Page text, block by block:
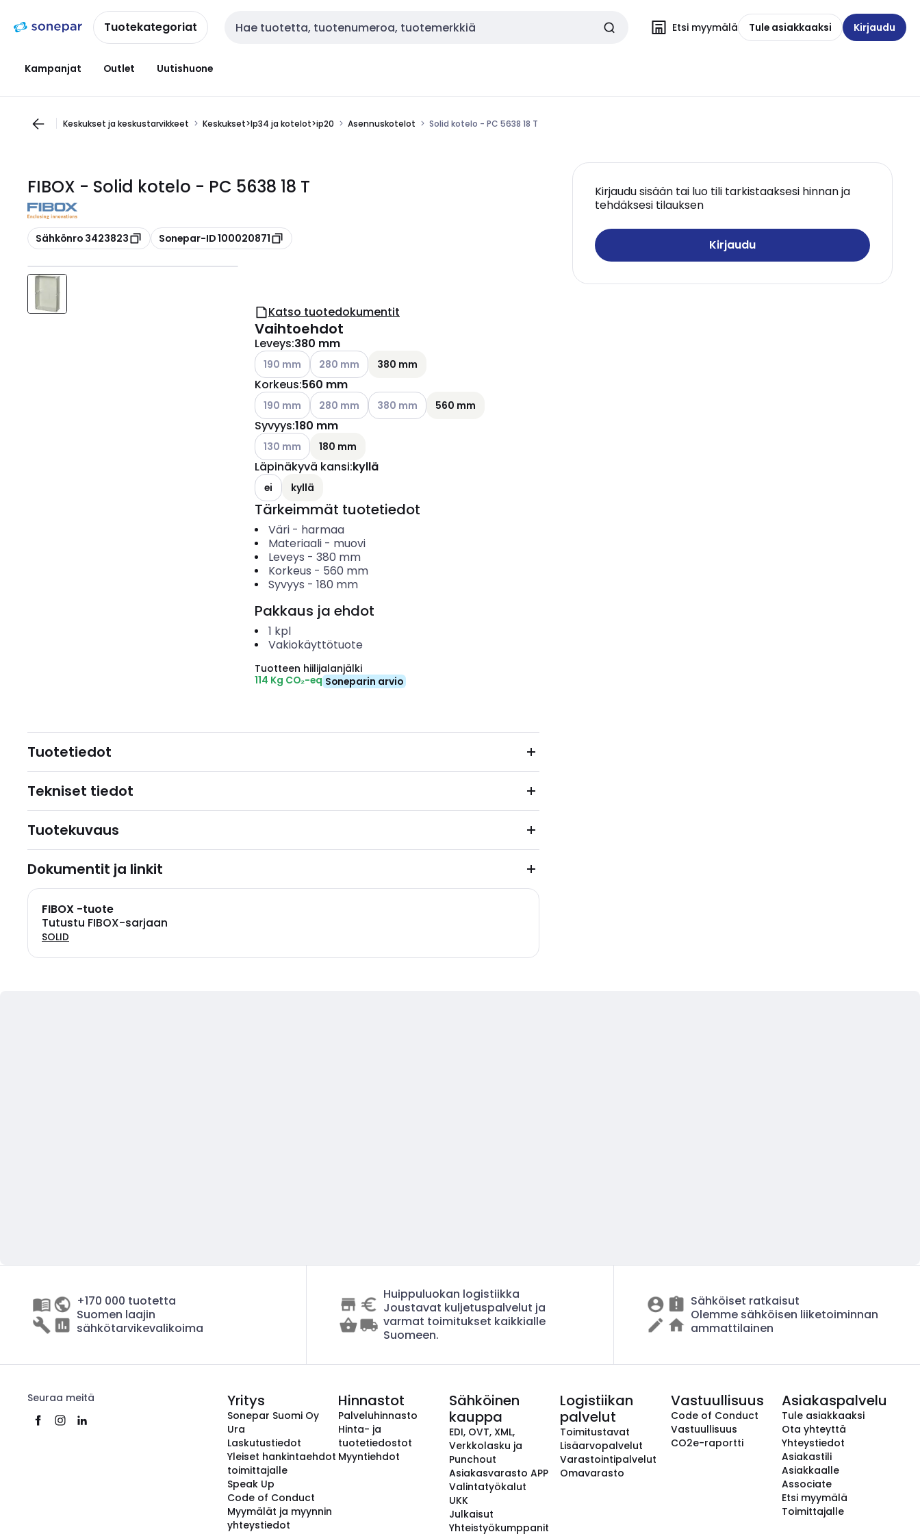
navigointiinsisältöönTuotekategoriat Haku Etsi myymälä Tule asiakkaaksi Kirjaudu
Kampanjat Outlet Uutishuone
Keskukset ja keskustarvikkeet Keskukset>Ip34 ja kotelot>ip20 Asennuskotelot Solid kotelo - PC 5638 18 T
FIBOX - Solid kotelo - PC 5638 18 T
Kopioi
Sähkönro 3423823 Kopioi
Sonepar-ID 100020871
Kirjaudu sisään tai luo tili tarkistaaksesi hinnan ja
tehdäksesi tilauksen
Kirjaudu
Katso tuotedokumentit
Vaihtoehdot
Leveys:380 mm
Katso käytettävissä olevat vaihtoehdot
190 mm Katso käytettävissä olevat vaihtoehdot
280 mm 380 mm
Korkeus:560 mm
Katso käytettävissä olevat vaihtoehdot
190 mm Katso käytettävissä olevat vaihtoehdot
280 mm Katso käytettävissä olevat vaihtoehdot
380 mm 560 mm
Syvyys:180 mm
Katso käytettävissä olevat vaihtoehdot
130 mm 180 mm
Läpinäkyvä kansi:kyllä
ei kyllä
Tärkeimmät tuotetiedot
Väri- harmaa
Materiaali- muovi
Leveys - 380 mm
Korkeus - 560 mm
Syvyys - 180 mm
Pakkaus ja ehdot
1 kpl
Vakiokäyttötuote
Tuotteen hiilijalanjälki
114 Kg CO₂-eq Soneparin arvio
Tuotetiedot
Tekniset tiedot
Tuotekuvaus
Dokumentit ja linkit
FIBOX -tuote
Tutustu FIBOX-sarjaan
SOLID
+170 000 tuotetta
Suomen laajin
sähkötarvikevalikoima
Huippuluokan logistiikka
Joustavat kuljetuspalvelut ja
varmat toimitukset kaikkialle
Suomeen.
Sähköiset ratkaisut
Olemme sähköisen liiketoiminnan
ammattilainen
Seuraa meitä Yritys
Sonepar Suomi Oy
Ura
Laskutustiedot
Yleiset hankintaehdot
toimittajalle
Speak Up
Code of Conduct
Myymälät ja myynnin
yhteystiedot
Hinnastot
Palveluhinnasto
Hinta- ja
tuotetiedostot
Myyntiehdot
Sähköinen
kauppa
EDI, OVT, XML,
Verkkolasku ja
Punchout
Asiakasvarasto APP
Valintatyökalut
UKK
Julkaisut
Yhteistyökumppanit
Logistiikan
palvelut
Toimitustavat
Lisäarvopalvelut
Varastointipalvelut
Omavarasto
Vastuullisuus
Code of Conduct
Vastuullisuus
CO2e-raportti
Asiakaspalvelu
Tule asiakkaaksi
Ota yhteyttä
Yhteystiedot
Asiakastili
Asiakkaalle
Associate
Etsi myymälä
Toimittajalle